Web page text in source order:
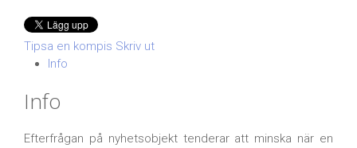
Tipsa en kompis Skriv ut
Info
Info
Efterfrågan på nyhetsobjekt tenderar att minska när en